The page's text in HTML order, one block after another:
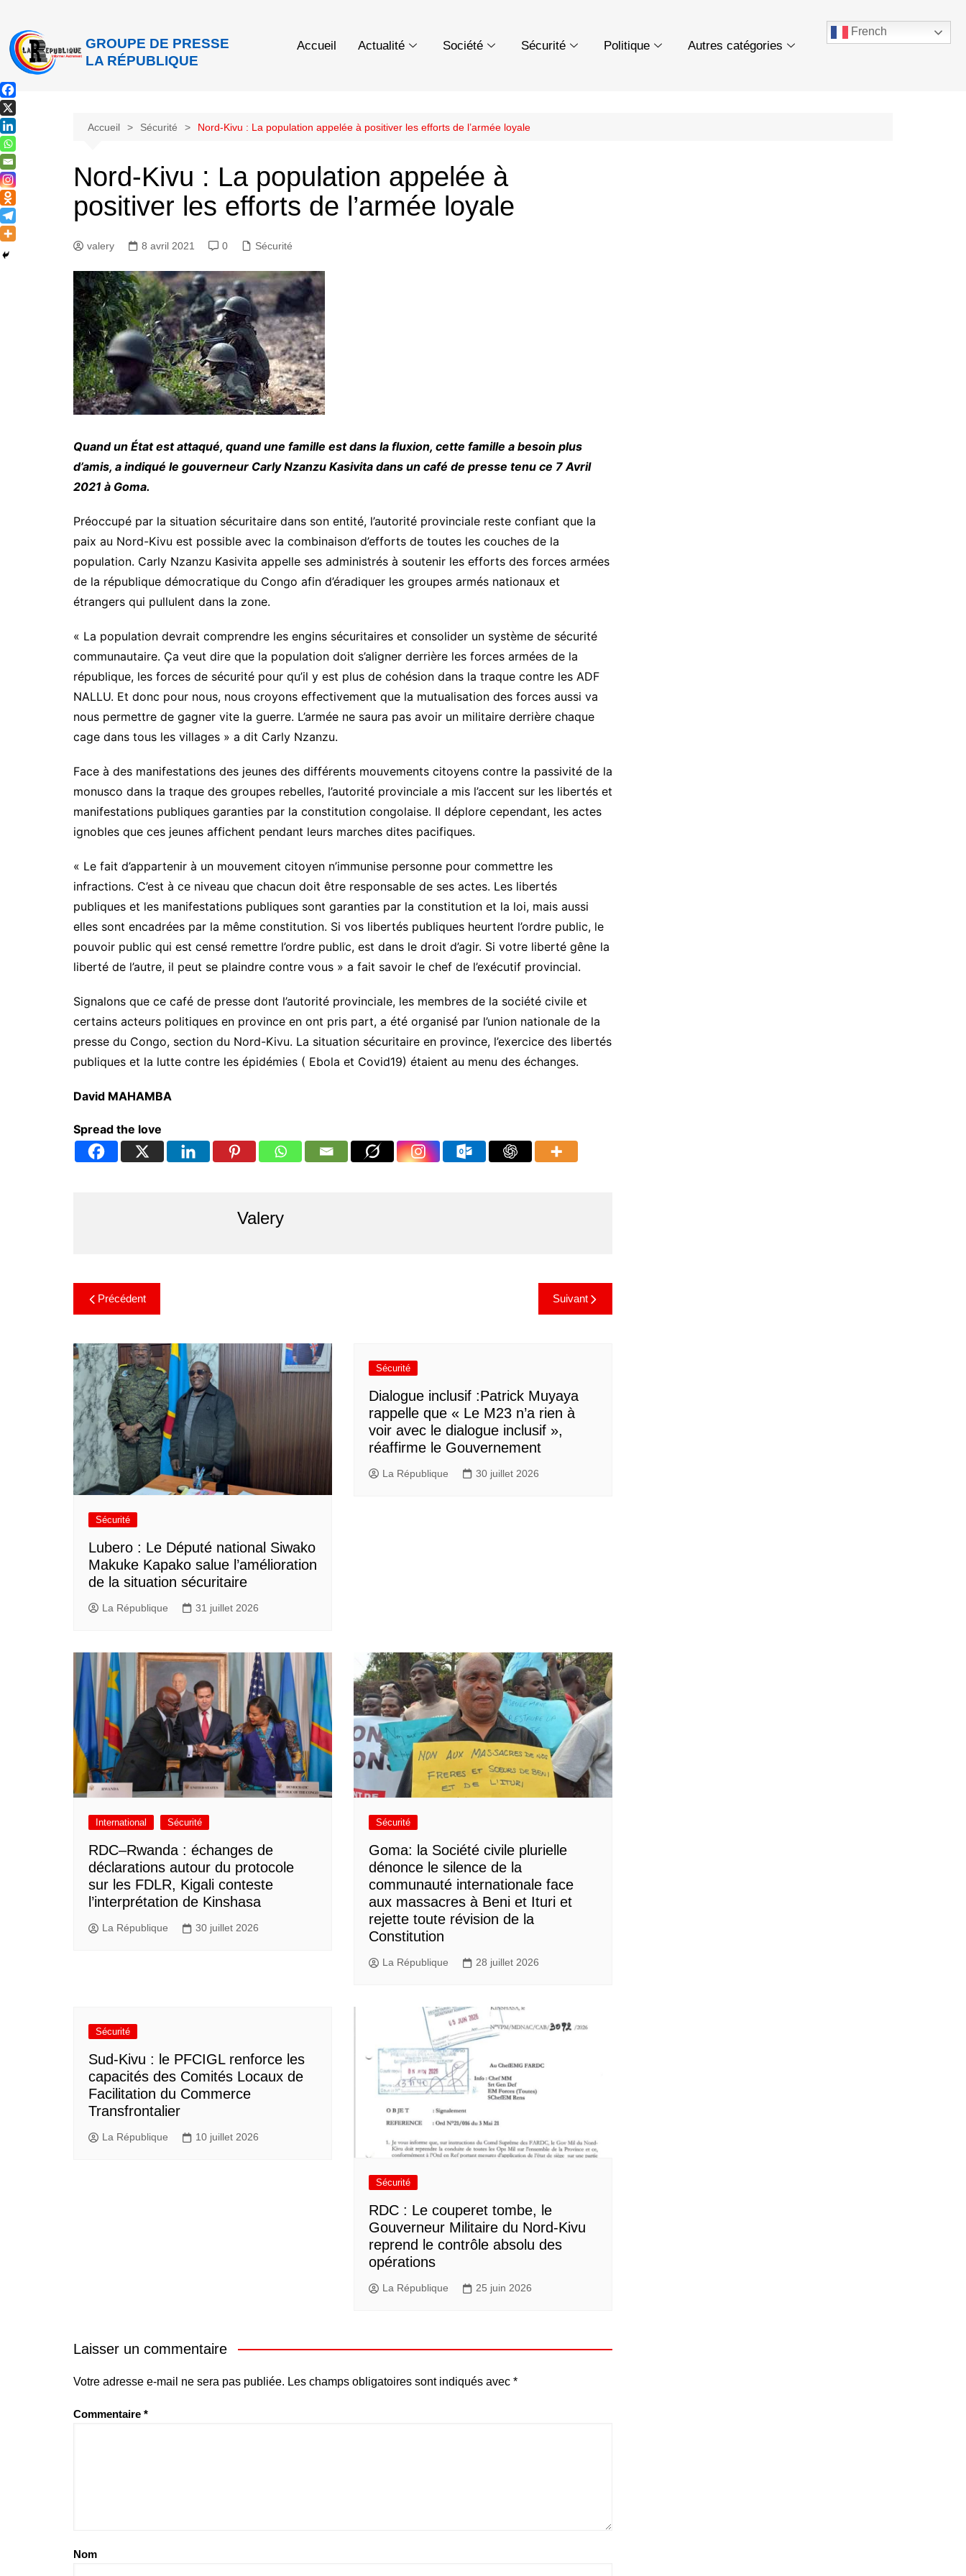
GROUPE DE PRESSE
LA RÉPUBLIQUE
Accueil Actualité Société Sécurité Politique Autres catégories
French
Accueil Sécurité Nord-Kivu : La population appelée à positiver les efforts de l’armée loyale
Nord-Kivu : La population appelée à
positiver les efforts de l’armée loyale
valery 8 avril 2021 0 Sécurité
Quand un État est attaqué, quand une famille est dans la fluxion, cette famille a besoin plus
d’amis, a indiqué le gouverneur Carly Nzanzu Kasivita dans un café de presse tenu ce 7 Avril
2021 à Goma.
Préoccupé par la situation sécuritaire dans son entité, l’autorité provinciale reste confiant que la
paix au Nord-Kivu est possible avec la combinaison d’efforts de toutes les couches de la
population. Carly Nzanzu Kasivita appelle ses administrés à soutenir les efforts des forces armées
de la république démocratique du Congo afin d’éradiquer les groupes armés nationaux et
étrangers qui pullulent dans la zone.
« La population devrait comprendre les engins sécuritaires et consolider un système de sécurité
communautaire. Ça veut dire que la population doit s’aligner derrière les forces armées de la
république, les forces de sécurité pour qu’il y est plus de cohésion dans la traque contre les ADF
NALLU. Et donc pour nous, nous croyons effectivement que la mutualisation des forces aussi va
nous permettre de gagner vite la guerre. L’armée ne saura pas avoir un militaire derrière chaque
cage dans tous les villages » a dit Carly Nzanzu.
Face à des manifestations des jeunes des différents mouvements citoyens contre la passivité de la
monusco dans la traque des groupes rebelles, l’autorité provinciale a mis l’accent sur les libertés et
manifestations publiques garanties par la constitution congolaise. Il déplore cependant, les actes
ignobles que ces jeunes affichent pendant leurs marches dites pacifiques.
« Le fait d’appartenir à un mouvement citoyen n’immunise personne pour commettre les
infractions. C’est à ce niveau que chacun doit être responsable de ses actes. Les libertés
publiques et les manifestations publiques sont garanties par la constitution et la loi, mais aussi
elles sont encadrées par la même constitution. Si vos libertés publiques heurtent l’ordre public, le
pouvoir public qui est censé remettre l’ordre public, est dans le droit d’agir. Si votre liberté gêne la
liberté de l’autre, il peut se plaindre contre vous » a fait savoir le chef de l’exécutif provincial.
Signalons que ce café de presse dont l’autorité provinciale, les membres de la société civile et
certains acteurs politiques en province en ont pris part, a été organisé par l’union nationale de la
presse du Congo, section du Nord-Kivu. La situation sécuritaire en province, l’exercice des libertés
publiques et la lutte contre les épidémies ( Ebola et Covid19) étaient au menu des échanges.
David MAHAMBA
Spread the love
Valery
Précédent Suivant
Sécurité
Lubero : Le Député national Siwako
Makuke Kapako salue l’amélioration
de la situation sécuritaire
La République 31 juillet 2026
Sécurité
Dialogue inclusif :Patrick Muyaya
rappelle que « Le M23 n’a rien à
voir avec le dialogue inclusif »,
réaffirme le Gouvernement
La République 30 juillet 2026
International Sécurité
RDC–Rwanda : échanges de
déclarations autour du protocole
sur les FDLR, Kigali conteste
l’interprétation de Kinshasa
La République 30 juillet 2026
Sécurité
Goma: la Société civile plurielle
dénonce le silence de la
communauté internationale face
aux massacres à Beni et Ituri et
rejette toute révision de la
Constitution
La République 28 juillet 2026
Sécurité
Sud-Kivu : le PFCIGL renforce les
capacités des Comités Locaux de
Facilitation du Commerce
Transfrontalier
La République 10 juillet 2026
Sécurité
RDC : Le couperet tombe, le
Gouverneur Militaire du Nord-Kivu
reprend le contrôle absolu des
opérations
La République 25 juin 2026
Laisser un commentaire
Votre adresse e-mail ne sera pas publiée. Les champs obligatoires sont indiqués avec *
Commentaire *
Nom